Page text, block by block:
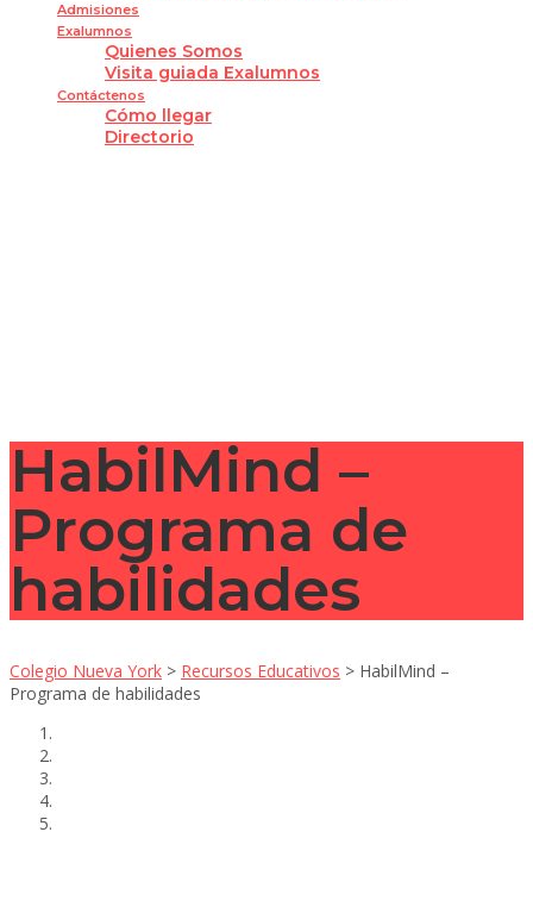
Admisiones
Exalumnos
Quienes Somos
Visita guiada Exalumnos
Contáctenos
Cómo llegar
Directorio
HabilMind –
Programa de
habilidades
Colegio Nueva York > Recursos Educativos > HabilMind –
Programa de habilidades